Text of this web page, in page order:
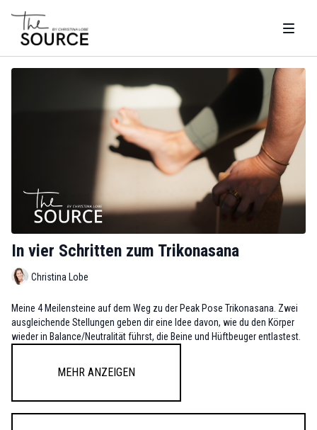
In vier Schritten zum Trikonasana
Christina Lobe
Meine 4 Meilensteine auf dem Weg zu der Peak Pose Trikonasana. Zwei
ausgleichende Stellungen geben dir eine Idee davon, wie du den Körper
wieder in Balance/Neutralität führst, die Beine und Hüftbeuger entlastest.
Mehr anzeigen